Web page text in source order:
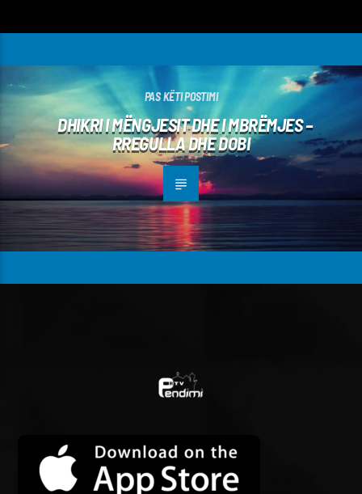
PAS KËTI POSTIMI
DHIKRI I MËNGJESIT DHE I MBRËMJES –
RREGULLA DHE DOBI